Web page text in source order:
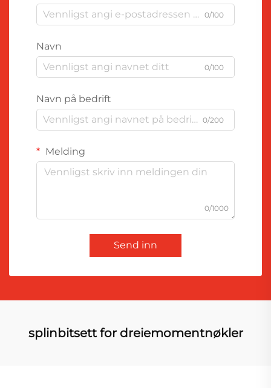
0/100
Navn
0/100
Navn på bedrift
0/200
Melding
0/1000
Send inn
splinbitsett for dreiemomentnøkler